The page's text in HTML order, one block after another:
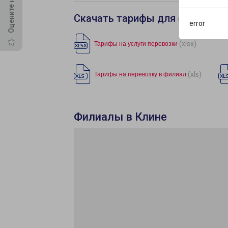
error
Скачать тарифы для филиала
Тарифы на услуги перевозки (xlsx)
Тарифы на перевозку в филиал (xls)
Филиалы в Клине